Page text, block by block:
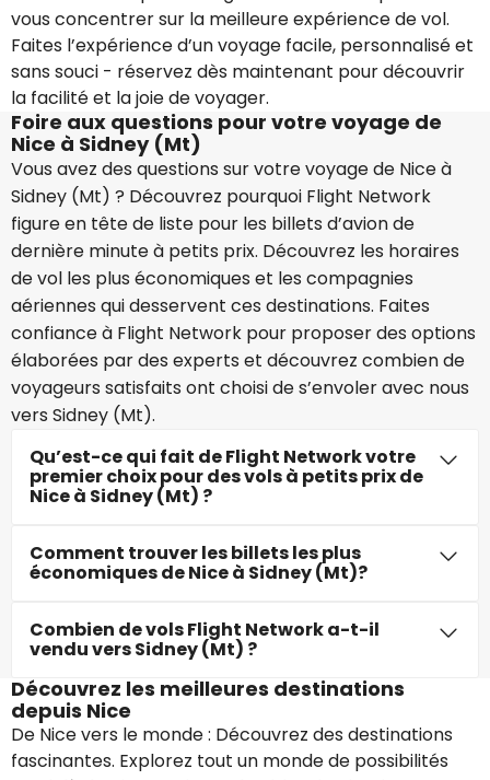
vous concentrer sur la meilleure expérience de vol.
Faites l’expérience d’un voyage facile, personnalisé et
sans souci - réservez dès maintenant pour découvrir
la facilité et la joie de voyager.
Foire aux questions pour votre voyage de
Nice à Sidney (Mt)
Vous avez des questions sur votre voyage de Nice à
Sidney (Mt) ? Découvrez pourquoi Flight Network
figure en tête de liste pour les billets d’avion de
dernière minute à petits prix. Découvrez les horaires
de vol les plus économiques et les compagnies
aériennes qui desservent ces destinations. Faites
confiance à Flight Network pour proposer des options
élaborées par des experts et découvrez combien de
voyageurs satisfaits ont choisi de s’envoler avec nous
vers Sidney (Mt).
Qu’est-ce qui fait de Flight Network votre
premier choix pour des vols à petits prix de
Nice à Sidney (Mt) ?
Comment trouver les billets les plus
économiques de Nice à Sidney (Mt)?
Combien de vols Flight Network a-t-il
vendu vers Sidney (Mt) ?
Découvrez les meilleures destinations
depuis Nice
De Nice vers le monde : Découvrez des destinations
fascinantes. Explorez tout un monde de possibilités